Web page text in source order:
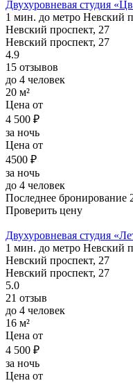
Двухуровневая студия
1 мин. до метро Невский
Невский проспект, 27
Невский проспект, 27
4.9
15 отзывов
до 4 человек
20 м²
Цена от
4 500 ₽
за ночь
Цена от
4500 ₽
за ночь
до 4 человек
Последнее бронирование
Проверить цену
Двухуровневая студия
1 мин. до метро Невский
Невский проспект, 27
Невский проспект, 27
5.0
21 отзыв
до 4 человек
16 м²
Цена от
4 500 ₽
за ночь
Цена от